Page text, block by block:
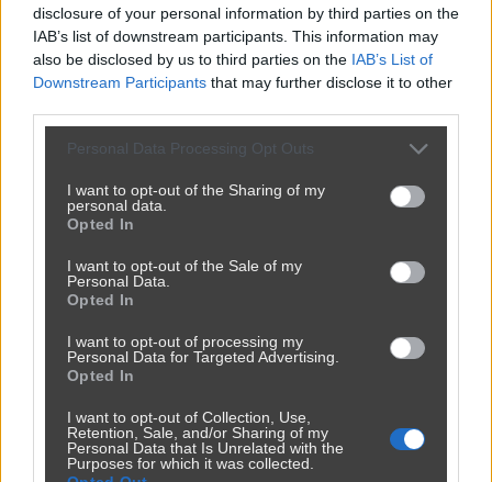
disclosure of your personal information by third parties on the
IAB’s list of downstream participants. This information may
also be disclosed by us to third parties on the IAB’s List of
Downstream Participants that may further disclose it to other
Personal Data Processing Opt Outs
I want to opt-out of the Sharing of my
personal data.
Opted In
I want to opt-out of the Sale of my
Personal Data.
Opted In
I want to opt-out of processing my
Personal Data for Targeted Advertising.
Opted In
I want to opt-out of Collection, Use,
Retention, Sale, and/or Sharing of my
Personal Data that Is Unrelated with the
Purposes for which it was collected.
Powinna do pakietu być
2450 9